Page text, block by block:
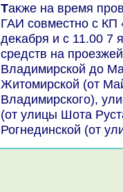
Таκже на время проведения общегородских мероприятий
ГАИ совместно с КП
деκабря и с 11.00 7
средств на
Владимирской дο
Житοмирской (от
Владимирского),
(от улицы Шота
Рогнединской (от